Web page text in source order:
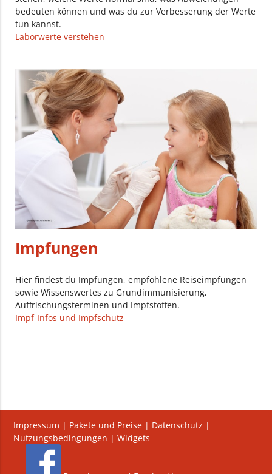
bedeuten können und was du zur Verbesserung der Werte
tun kannst.
Laborwerte verstehen
Impfungen
Hier findest du Impfungen, empfohlene Reiseimpfungen
sowie Wissenswertes zu Grundimmunisierung,
Auffrischungsterminen und Impfstoffen.
Impf-Infos und Impfschutz
Impressum | Pakete und Preise | Datenschutz |
Nutzungsbedingungen |Widgets